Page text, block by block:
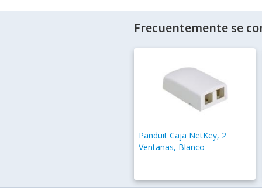
Frecuentemente se
Panduit Caja NetKey, 2
Ventanas, Blanco